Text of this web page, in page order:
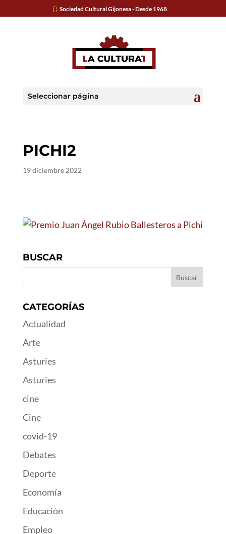
Sociedad Cultural Gijonesa - Desde 1968
Seleccionar página
PICHI2
19 diciembre 2022
BUSCAR
CATEGORÍAS
Actualidad
Arte
Asturies
Asturies
cine
Cine
covid-19
Debates
Deporte
Economía
Educación
Empleo